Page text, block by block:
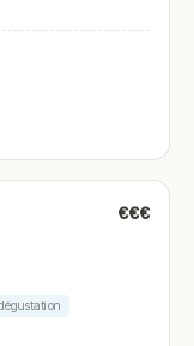
€€€